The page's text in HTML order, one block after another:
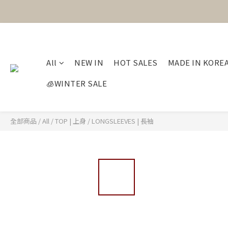
All NEW IN HOT SALES
MADE IN
🧊WINTER SALE
全部商品 /All /TOP | 上身 / LONGSLEEVES | 長袖